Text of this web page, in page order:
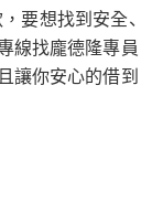
要想找到安全、
線找龐德隆專員
讓你安心的借到